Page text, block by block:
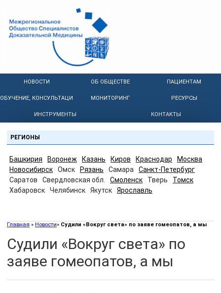
НОВОСТИ ОБ ОБЩЕСТВЕ ПАЦИЕНТАМ
ОБУЧЕНИЕ, КОНСУЛЬТАЦИИ МОНИТОРИНГ РЕСУРСЫ
ИНСТРУМЕНТЫ КОНТАКТЫ
РЕГИОНЫ
Башкирия Воронеж Казань Киров Краснодар
Москва
Новосибирск
Омск Рязань Самара
Санкт-Петербург
Саратов
Свердловская обл. Смоленск Тверь
Томск
Хабаровск
Челябинск Якутск Ярославль
Главная » Новости» Судили «Вокруг света» по заяве гомеопатов, а мы
Судили «Вокруг света» по
заяве гомеопатов, а мы